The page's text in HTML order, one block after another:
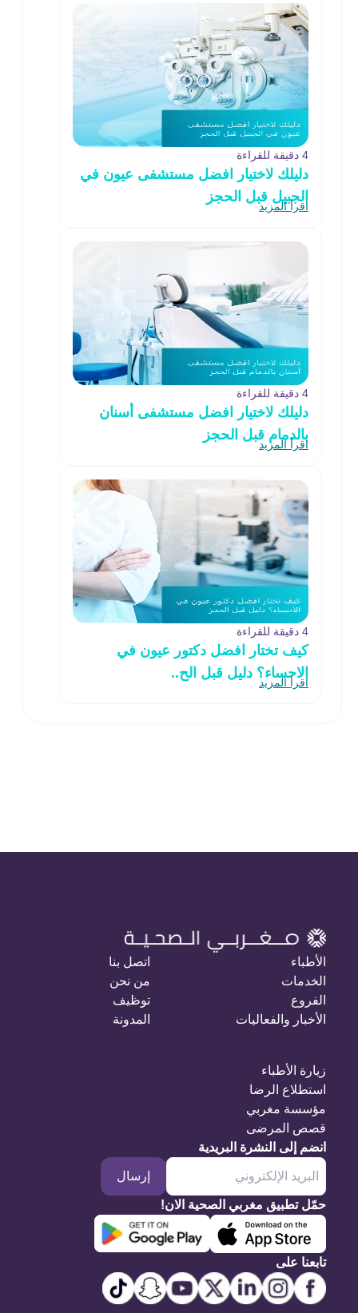
4 دقيقة للقراءة
دليلك لاختيار افضل مستشفى عيون في
الجبيل قبل الحجز
اقرأ المزيد
4 دقيقة للقراءة
دليلك لاختيار افضل مستشفى أسنان
بالدمام قبل الحجز
اقرأ المزيد
4 دقيقة للقراءة
كيف تختار افضل دكتور عيون في
الاحساء؟ دليل قبل الح..
اقرأ المزيد
الأطباء
الخدمات
الفروع
الأخبار والفعاليات
اتصل بنا
من نحن
توظيف
المدونة
زيارة الأطباء
استطلاع الرضا
مؤسسة مغربي
قصص المرضى
انضم إلى النشرة البريدية
إرسال
حمّل تطبيق مغربي الصحية الان!
تابعنا على